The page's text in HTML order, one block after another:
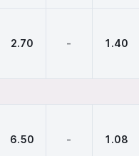
2.70 - 1.40
6.50 - 1.08